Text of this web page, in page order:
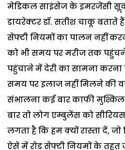
मेडिकल साइंसेज के इमरजेंसी
डायरेक्टर डॉ. सतीश चाकू बताते हैं
सेफ्टी नियमों का पालन नहीं
को भी समय पर मरीज तक
पहुंचाने में देरी का सामना
समय पर इलाज नहीं मिलने की
संभालना कई बार काफी मुश्किल
बार तो लोग एम्बुलेंस को
लगता है कि हम क्यों रास्ता दें,
ऐसे में रोड सेफ्टी नियमों के